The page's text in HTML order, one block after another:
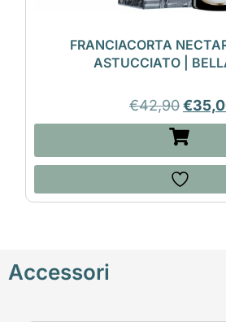
FRANCIACORTA
ASTUCCIATO |
€42,90€
Accessori